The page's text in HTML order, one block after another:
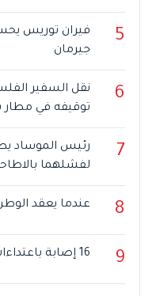
5
فيران توريس
جيرمان
6
نقل السفير
توقيفه في مطار
7
رئيس الموساد
لفشلهما
8 عندما يعقد الوطن
9 16 إصابة باعتداءات إسرائيلية في الضفة الغربية